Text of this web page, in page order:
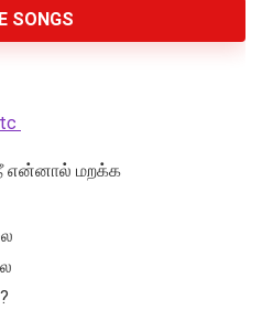
SONGS
நீ என்னால் மறக்க